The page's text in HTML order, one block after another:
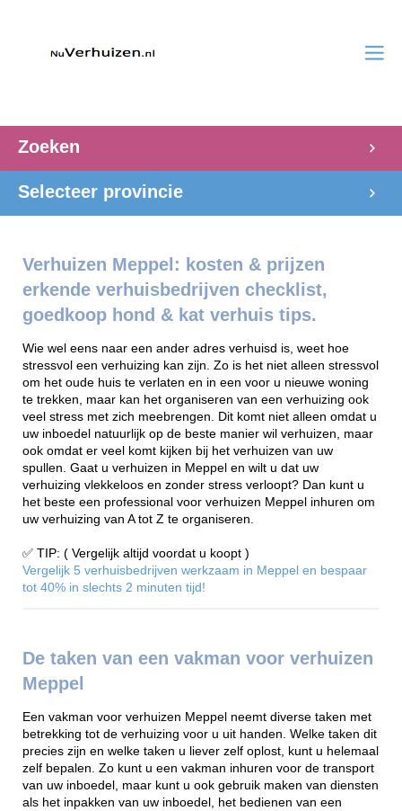
Zoeken
Selecteer provincie
Verhuizen Meppel: kosten & prijzen
erkende verhuisbedrijven checklist,
goedkoop hond & kat verhuis tips.
Wie wel eens naar een ander adres verhuisd is, weet hoe
stressvol een verhuizing kan zijn. Zo is het niet alleen stressvol
om het oude huis te verlaten en in een voor u nieuwe woning
te trekken, maar kan het organiseren van een verhuizing ook
veel stress met zich meebrengen. Dit komt niet alleen omdat u
uw inboedel natuurlijk op de beste manier wil verhuizen, maar
ook omdat er veel komt kijken bij het verhuizen van uw
spullen. Gaat u verhuizen in Meppel en wilt u dat uw
verhuizing vlekkeloos en zonder stress verloopt? Dan kunt u
het beste een professional voor verhuizen Meppel inhuren om
uw verhuizing van A tot Z te organiseren.
✅ TIP: ( Vergelijk altijd voordat u koopt )
Vergelijk 5 verhuisbedrijven werkzaam in Meppel en bespaar
tot 40% in slechts 2 minuten tijd!
De taken van een vakman voor verhuizen
Meppel
Een vakman voor verhuizen Meppel neemt diverse taken met
betrekking tot de verhuizing voor u uit handen. Welke taken dit
precies zijn en welke taken u liever zelf oplost, kunt u helemaal
zelf bepalen. Zo kunt u een vakman inhuren voor de transport
van uw inboedel, maar kunt u ook gebruik maken van diensten
als het inpakken van uw inboedel, het bedienen van een